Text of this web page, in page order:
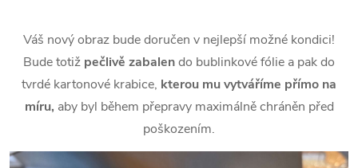
Váš nový obraz bude doručen v nejlepší možné kondici!
Bude totiž pečlivě zabalendo bublinkové fólie a pak do
tvrdé kartonové krabice, kterou mu vytváříme přímo na
míru, aby byl během přepravy maximálně chráněn před
poškozením.